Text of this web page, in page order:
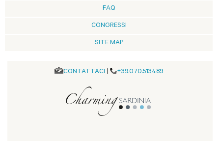
FAQ
CONGRESSI
SITE MAP
CONTATTACI +39.070.513489